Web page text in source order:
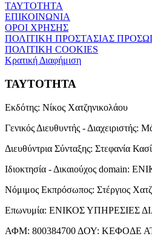
ΤΑΥΤΟΤΗΤΑ
ΕΠΙΚΟΙΝΩΝΙΑ
ΟΡΟΙ ΧΡΗΣΗΣ
ΠΟΛΙΤΙΚΗ ΠΡΟΣΤΑΣΙΑΣ
ΠΟΛΙΤΙΚΗ COOKIES
Κρατική Διαφήμιση
ΤΑΥΤΟΤΗΤΑ
Εκδότης: Νίκος Χατζηνικολάου
Γενικός Διευθυντής - Διαχειριστής:
Διευθύντρια Σύνταξης: Στεφανία
Ιδιοκτησία - Δικαιούχος domain:
Νόμιμος Εκπρόσωπος: Στέργιος
Επωνυμία: ΕΝΙΚΟΣ ΥΠΗΡΕΣΙΕΣ
ΑΦΜ: 800384700 ΔΟΥ: ΚΕΦΟΔΕ